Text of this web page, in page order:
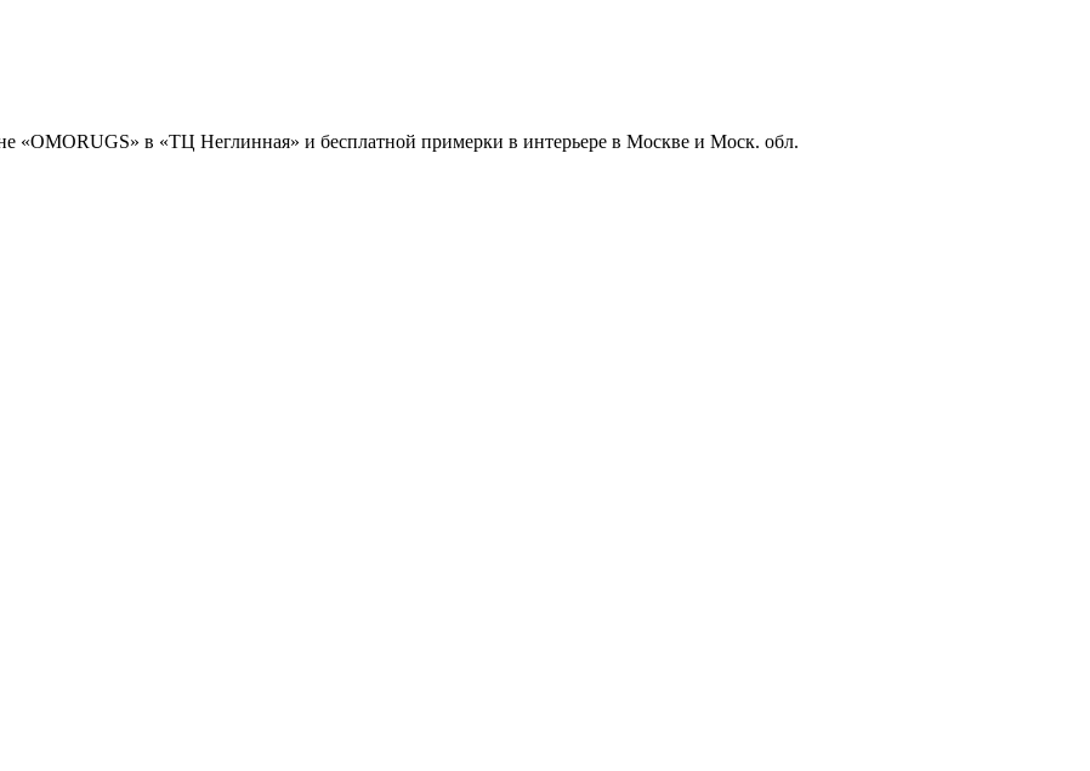
«OMORUGS» в «ТЦ Неглинная» и бесплатной примерки в интерьере в Москве и Моск. обл.